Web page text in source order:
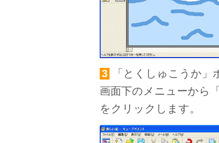
3
「とくしゅこうか
画面下のメニューから
をクリックします。